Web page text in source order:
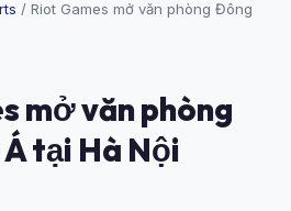
/ Riot Games mở văn phòng Đông
mở văn phòng
tại Hà Nội